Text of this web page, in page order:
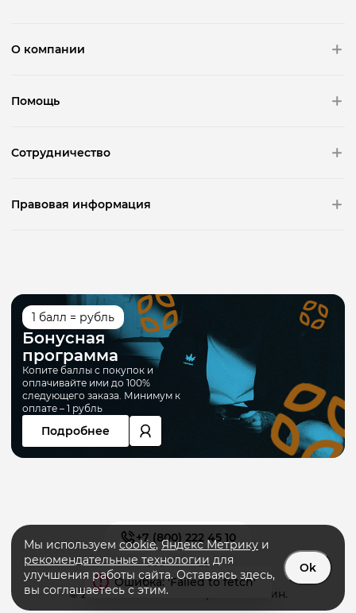
О компании
Помощь
Сотрудничество
Правовая информация
© 2026 «PRIMERA» интернет-магазин.
+7 (800) 222 45 10
1 балл = рубль
Бонусная
программа
Копите баллы с покупок и
оплачивайте ими до 100%
следующего заказа. Минимум к
оплате – 1 рубль
Подробнее
Мы используем cookie,Яндекс Метрику и
рекомендательные технологии для
улучшения работы сайта. Оставаясь здесь,
вы соглашаетесь с этим.
Ok